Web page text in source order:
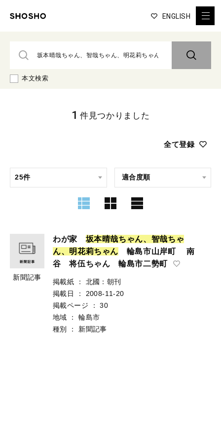
ENGLISH
本文検索
全て登録
1 件見つかりました
新聞記事
わが家 坂本晴哉ち ゃん、 智哉ち ゃ
ん、 明花莉ち ゃん 輪島市山岸町 南
谷 将伍ちゃん 輪島市二勢町
掲載紙 ：
北國：朝刊
掲載日
：
2008-11-20
掲載ページ
：
30
地域
：
輪島市
種別
： 新聞記事